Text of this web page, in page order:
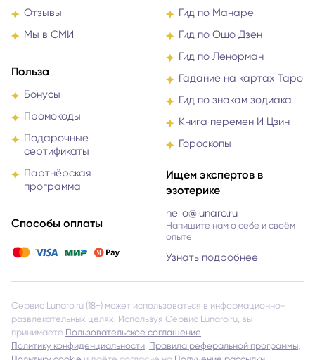
Отзывы
Мы в СМИ
Польза
Бонусы
Промокоды
Подарочные
сертификаты
Партнёрская
программа
Способы оплаты
Гид по Манаре
Гид по Ошо Дзен
Гид по Ленорман
Гадание на картах Таро
Гид по знакам зодиака
Книга перемен И Цзин
Гороскопы
Ищем экспертов в
эзотерике
hello@lunaro.ru
Напишите нам о себе и своём
опыте
Узнать подробнее
Сервис Lunaro.ru (18+) может использоваться в информационно-
развлекательных целях. Используя Сервис Lunaro.ru, вы
принимаете Пользовательское соглашение
Политику конфиденциальности Правила реферальной программы